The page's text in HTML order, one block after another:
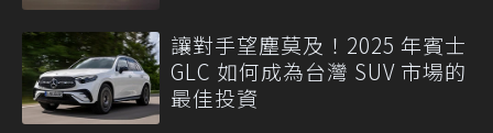
讓對手望塵莫及！2025 年賓士
GLC 如何成為台灣 SUV 市場的
最佳投資